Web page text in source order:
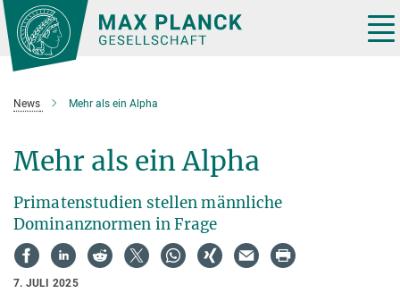
Hauptinhalt
News Mehr als ein Alpha
Mehr als ein Alpha
Primatenstudien stellen männliche
Dominanznormen in Frage
7. JULI 2025